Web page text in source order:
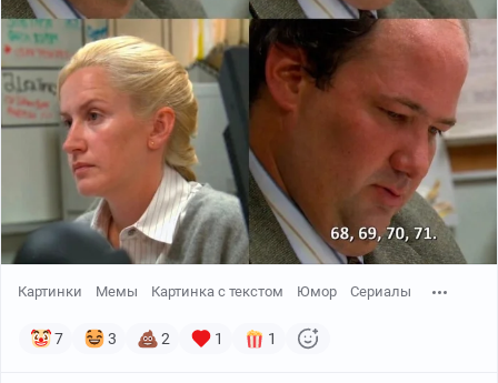
Картинки Мемы Картинка с текстом Юмор Сериалы
7 3 2 1 1